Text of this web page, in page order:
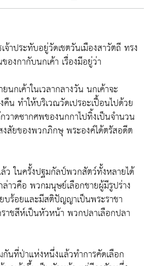
าประทับอยู่วัดเชตวันเมืองสาวัตถี ทรง
องกากับนกเค้า เรื่องมีอยู่ว่า
นกเค้าในเวลากลางวัน นกเค้าจะ
คืน ทำให้บริเวณวัดเปรอะเปื้อนไปด้วย
าดซากศพของนกกาไปทิ้งเป็นจำนวน
สัยของพวกภิกษุ พระองค์ได้ตรัสอดีต
ว ในครั้งปฐมกัลป์พวกสัตว์ทั้งหลายได้
ล่าวคือ พวกมนุษย์เลือกชายผู้มีรูปร่าง
บร้อยและมีสติปัญญาเป็นพระราชา
าชสีห์เป็นหัวหน้า พวกปลาเลือกปลา
นที่ป่าแห่งหนึ่งแล้วทำการคัดเลือก